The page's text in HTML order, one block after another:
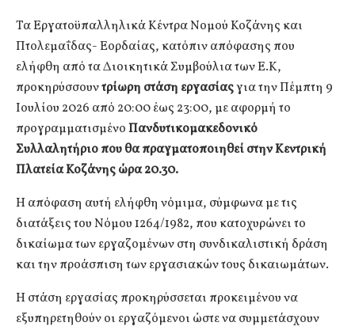
Τα Εργατοϋπαλληλικά Κέντρα Νομού Κοζάνης και
Πτολεμαΐδας- Εορδαίας, κατόπιν απόφασης που
ελήφθη από τα Διοικητικά Συμβούλια των Ε.Κ,
προκηρύσσουντρίωρη στάση εργασίαςγια την Πέμπτη 9
Ιουλίου 2026 από 20:00 έως 23:00, με αφορμή το
προγραμματισμένοΠανδυτικομακεδονικό
Συλλαλητήριο που θα πραγματοποιηθεί στην Κεντρική
Πλατεία Κοζάνης ώρα 20.30.
Η απόφαση αυτή ελήφθη νόμιμα, σύμφωνα με τις
διατάξεις του Νόμου 1264/1982, που κατοχυρώνει το
δικαίωμα των εργαζομένων στη συνδικαλιστική δράση
και την προάσπιση των εργασιακών τους δικαιωμάτων.
Η στάση εργασίας προκηρύσσεται προκειμένου να
εξυπηρετηθούν οι εργαζόμενοι ώστε να συμμετάσχουν